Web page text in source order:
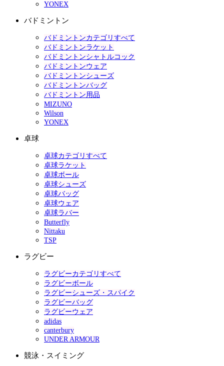
YONEX
バドミントン
バドミントンカテゴリすべて
バドミントンラケット
バドミントンシャトルコック
バドミントンウェア
バドミントンシューズ
バドミントンバッグ
バドミントン用品
MIZUNO
Wilson
YONEX
卓球
卓球カテゴリすべて
卓球ラケット
卓球ボール
卓球シューズ
卓球バッグ
卓球ウェア
卓球ラバー
Butterfly
Nittaku
TSP
ラグビー
ラグビーカテゴリすべて
ラグビーボール
ラグビーシューズ・スパイク
ラグビーバッグ
ラグビーウェア
adidas
canterbury
UNDER ARMOUR
競泳・スイミング